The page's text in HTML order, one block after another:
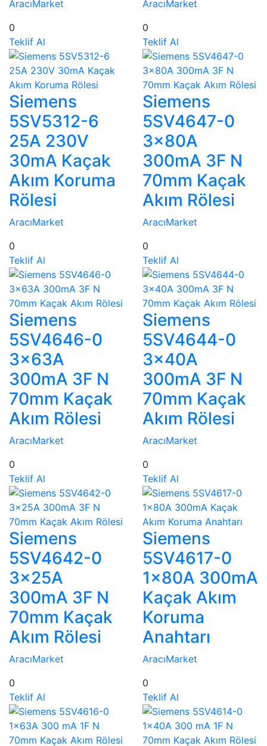
AracıMarket
0
Teklif Al
AracıMarket
0
Teklif Al
Siemens
5SV5312-6
25A 230V
30mA Kaçak
Akım Koruma
Rölesi
AracıMarket
0
Teklif Al
Siemens
5SV4647-0
3x80A
300mA 3F N
70mm Kaçak
Akım Rölesi
AracıMarket
0
Teklif Al
Siemens
5SV4646-0
3x63A
300mA 3F N
70mm Kaçak
Akım Rölesi
AracıMarket
0
Teklif Al
Siemens
5SV4644-0
3x40A
300mA 3F N
70mm Kaçak
Akım Rölesi
AracıMarket
0
Teklif Al
Siemens
5SV4642-0
3x25A
300mA 3F N
70mm Kaçak
Akım Rölesi
AracıMarket
0
Teklif Al
Siemens
5SV4617-0
1x80A 300mA
Kaçak Akım
Koruma
Anahtarı
AracıMarket
0
Teklif Al